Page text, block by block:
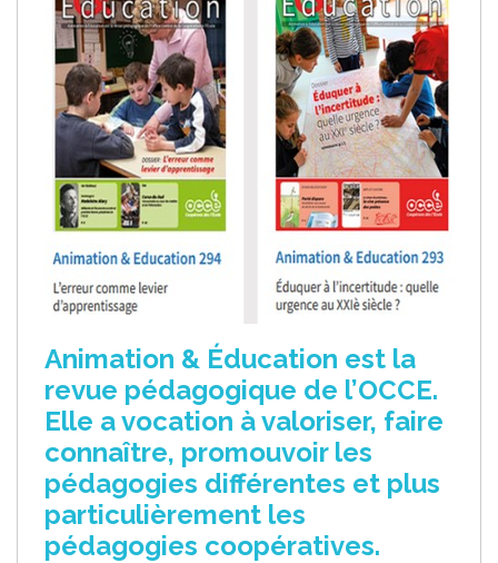
Animation & Éducation est la
revue pédagogique de l’OCCE.
Elle a vocation à valoriser, faire
connaître, promouvoir les
pédagogies différentes et plus
particulièrement les
pédagogies coopératives.